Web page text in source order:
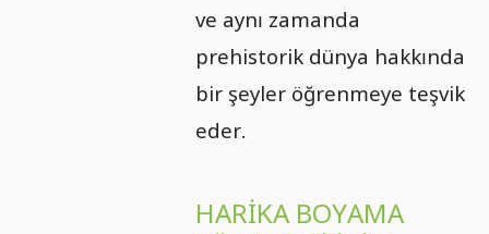
ve aynı zamanda
prehistorik dünya hakkında
bir şeyler öğrenmeye teşvik
eder.
HARIKA BOYAMA